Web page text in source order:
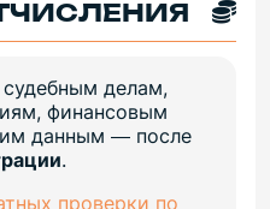
делам,
финансовым
данным — после
.
проверки по